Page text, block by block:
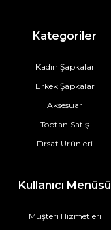
Kategoriler
Kadın Şapkalar
Erkek Şapkalar
Aksesuar
Toptan Satış
Fırsat Ürünleri
Kullanıcı Menüsü
Müşteri Hizmetleri